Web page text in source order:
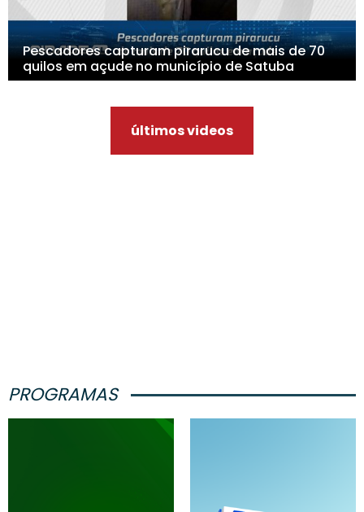
Pescadores capturam pirarucu de mais de 70
quilos em açude no município de Satuba
últimos videos
PROGRAMAS